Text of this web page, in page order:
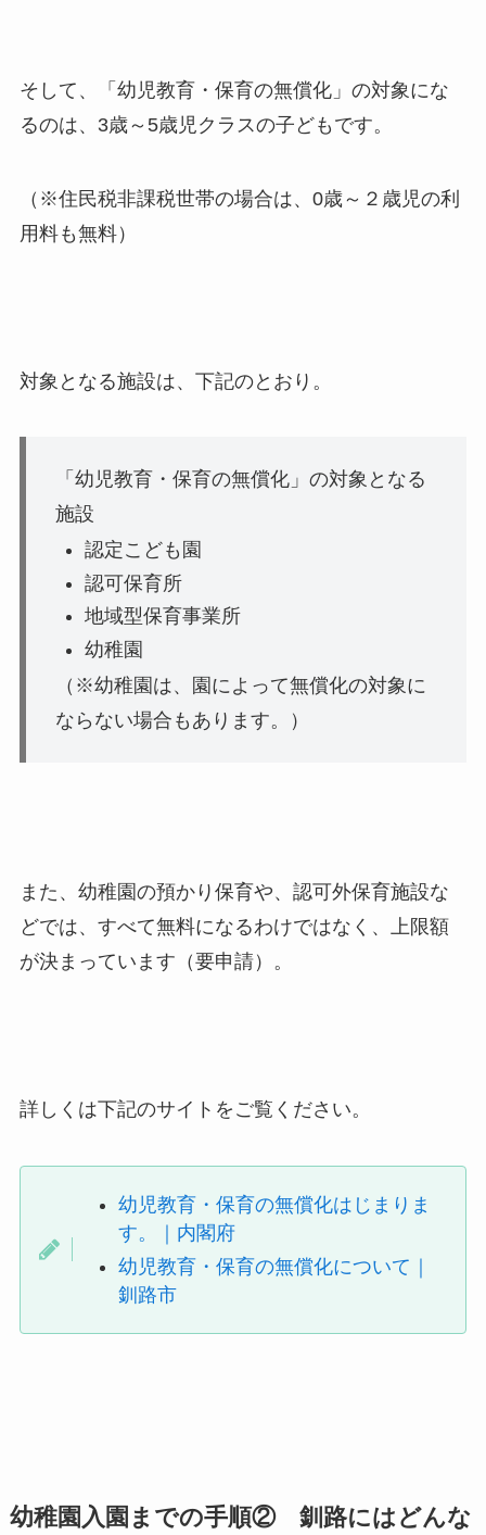
そして、
「幼児教育・保育の無償化」の対象にな
るのは、3歳～5歳児クラスの子ども です。
（※住民税非課税世帯の場合は、0歳～２歳児の利
用料も無料）
対象となる施設は、下記のとおり。
「幼児教育・保育の無償化」の対象となる
施設
認定こども園
認可保育所
地域型保育事業所
幼稚園
（※幼稚園は、園によって無償化の対象に
ならない場合もあります。）
また、 幼稚園の預かり保育や、認可外保育施設な
どでは、すべて無料になるわけではなく、上限額
が決まっています（要申請） 。
詳しくは下記のサイトをご覧ください。
幼児教育・保育の無償化はじまりま
す。｜内閣府
幼児教育・保育の無償化について｜
釧路市
幼稚園入園までの手順② 釧路にはどんな